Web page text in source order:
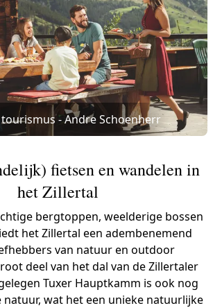
- Andre Schoenherr
fietsen en wandelen in
het Zillertal
bergtoppen, weelderige bossen
het Zillertal een adembenemend
van natuur en outdoor
deel van het dal van de Zillertaler
Tuxer Hauptkamm is ook nog
natuur, wat het een unieke natuurlijke